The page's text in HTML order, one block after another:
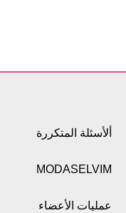
ألأسئلة المتكررة
MODASELVIM
عمليات الأعضاء